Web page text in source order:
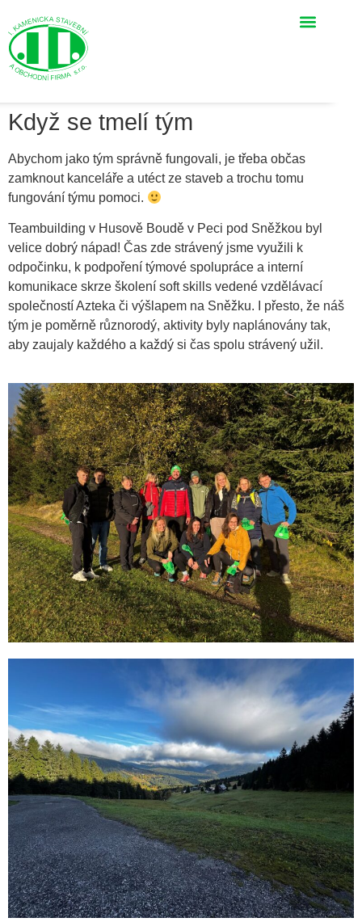
Když se tmelí tým
Abychom jako tým správně fungovali, je třeba občas
zamknout kanceláře a utéct ze staveb a trochu tomu
fungování týmu pomoci.
Teambuilding v Husově Boudě v Peci pod Sněžkou byl
velice dobrý nápad! Čas zde strávený jsme využili k
odpočinku, k podpoření týmové spolupráce a interní
komunikace skrze školení soft skills vedené vzdělávací
společností Azteka či výšlapem na Sněžku. I přesto, že náš
tým je poměrně různorodý, aktivity byly naplánovány tak,
aby zaujaly každého a každý si čas spolu strávený užil.